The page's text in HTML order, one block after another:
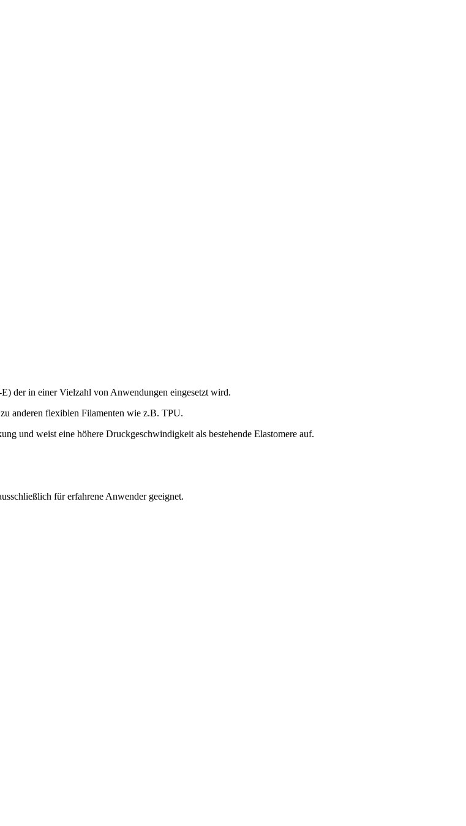
der in einer Vielzahl von Anwendungen eingesetzt wird.
anderen flexiblen Filamenten wie z.B. TPU.
und weist eine höhere Druckgeschwindigkeit als bestehende Elastomere auf.
für erfahrene Anwender geeignet.